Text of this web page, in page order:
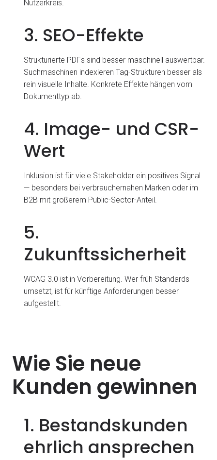
Nutzerkreis.
3. SEO-Effekte
Strukturierte PDFs sind besser maschinell auswertbar.
Suchmaschinen indexieren Tag-Strukturen besser als
rein visuelle Inhalte. Konkrete Effekte hängen vom
Dokumenttyp ab.
4. Image- und CSR-
Wert
Inklusion ist für viele Stakeholder ein positives Signal
— besonders bei verbrauchernahen Marken oder im
B2B mit größerem Public-Sector-Anteil.
5.
Zukunftssicherheit
WCAG 3.0 ist in Vorbereitung. Wer früh Standards
umsetzt, ist für künftige Anforderungen besser
aufgestellt.
Wie Sie neue
Kunden gewinnen
1. Bestandskunden
ehrlich ansprechen